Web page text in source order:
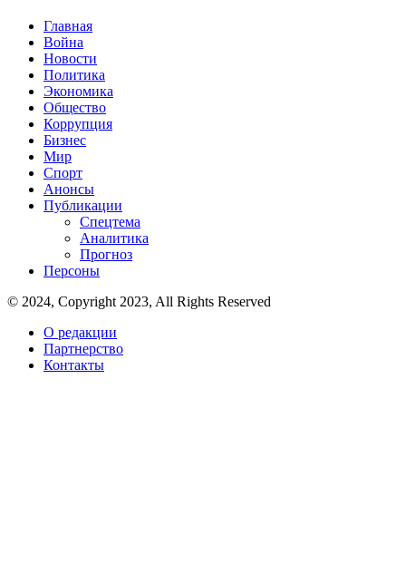
Главная
Война
Новости
Политика
Экономика
Общество
Коррупция
Бизнес
Мир
Спорт
Анонсы
Публикации
Спецтема
Аналитика
Прогноз
Персоны
© 2024, Copyright 2023, All Rights Reserved
О редакции
Партнерство
Контакты